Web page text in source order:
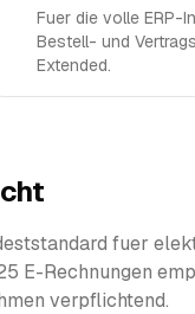
Fuer die volle ERP-
Bestell- und
Extended.
fuer
E-Rechnungen
verpflichtend.